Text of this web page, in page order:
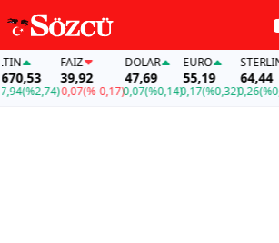
(%2,74)
FAİZ
39,92
-0,07(%-0,17)
DOLAR
47,69
0,07(%0,14)
EURO
55,19
0,17(%0,32)
STERLIN
64,44
0,26(%0,41)